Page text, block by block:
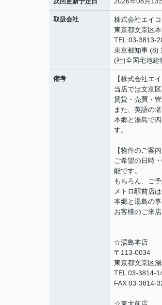
取扱会社
株式会社エイ
東京都文京区
TEL:03-3813-
東京都知事 (8)
(社)全国宅地建
備考
【株式会社エ
当店では文京
賃貸・売買・
また、英語の
本郷と湯島で
す。
【物件のご案
ご希望の日時
能です。
もちろん、ご
メトロ駅前店
本郷と湯島の
お客様のご来
☆湯島本店
〒113-0034
東京都文京区
TEL 03-3814-
FAX 03-3814-